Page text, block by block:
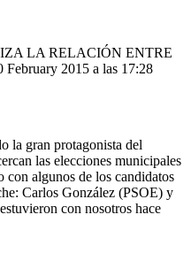
LA RELACIÓN ENTRE
February 2015 a las 17:28
la gran protagonista del
las elecciones municipales
con algunos de los candidatos
Carlos González (PSOE) y
con nosotros hace